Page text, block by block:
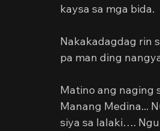
kaysa sa mga bida.
Nakakadagdag rin
pa man ding
Matino ang naging
Manang Medina...
siya sa lalaki….